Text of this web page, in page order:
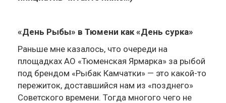
«День Рыбы» в Тюмени как «День сурка»
Раньше мне казалось, что очереди на
площадках АО «Тюменская Ярмарка» за рыбой
под брендом «Рыбак Камчатки» — это какой-то
пережиток, доставшийся нам из «позднего»
Советского времени. Тогда многого чего не